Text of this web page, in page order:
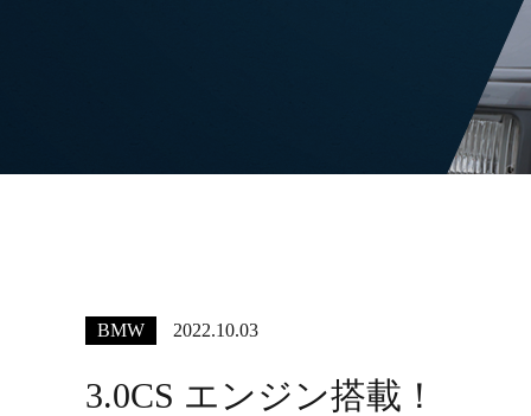
BMW 2022.10.03
3.0CS エンジン搭載！